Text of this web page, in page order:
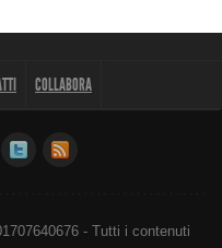
COLLABORA
- Tutti i contenuti